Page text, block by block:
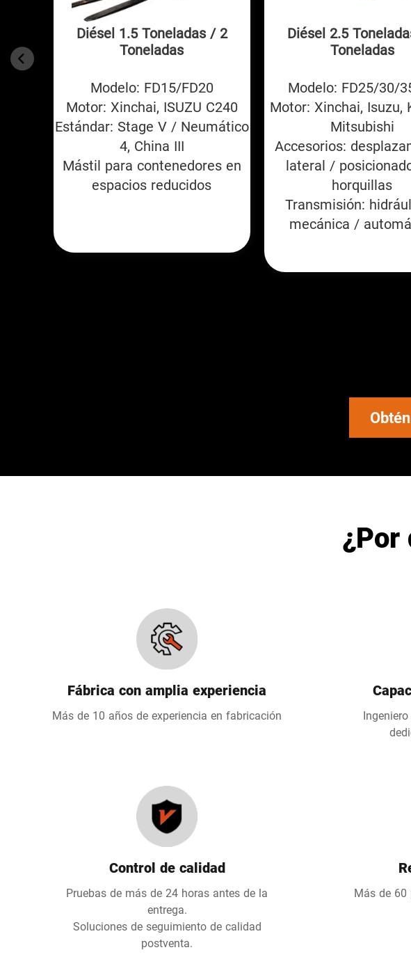
Diésel 1.5 Toneladas / 2
Toneladas
Modelo: FD15/FD20
Motor: Xinchai, ISUZU C240
Estándar: Stage V / Neumático
4, China III
Mástil para contenedores en
espacios reducidos
Diésel 2.5
Toneladas
Modelo: FD25/30/
Motor: Xinchai, Isuzu,
Mitsubishi
Accesorios:
lateral /
horquillas
Transmisión:
¿Por
Fábrica con amplia experiencia
Control de calidad
Pruebas de más de 24 horas antes de la
entrega.
Soluciones de seguimiento de calidad
postventa.
Más de 60